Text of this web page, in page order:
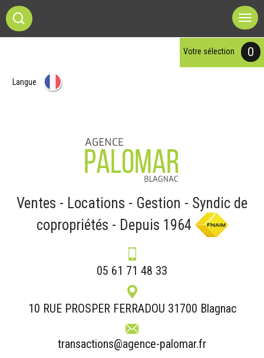
Langue
votre sélection 0
Ventes - Locations - Gestion - Syndic de
copropriétés - Depuis 1964
05 61 71 48 33
transactions@agence-palomar.fr
10 RUE PROSPER FERRADOU 31700 Blagnac